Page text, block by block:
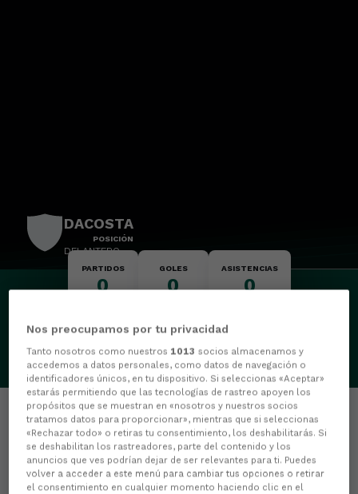
DACOSTA
POSICIÓN
DELANTERO
PARTIDOS
0
GOLES
0
ASISTENCIAS
0
Estadísticas
Nos preocupamos por tu privacidad
Tanto nosotros como nuestros 1013 socios almacenamos y
accedemos a datos personales, como datos de navegación o
identificadores únicos, en tu dispositivo. Si seleccionas «Aceptar»
estarás permitiendo que las tecnologías de rastreo apoyen los
propósitos que se muestran en «nosotros y nuestros socios
tratamos datos para proporcionar», mientras que si seleccionas
«Rechazar todo» o retiras tu consentimiento, los deshabilitarás. Si
se deshabilitan los rastreadores, parte del contenido y los
anuncios que ves podrían dejar de ser relevantes para ti. Puedes
volver a acceder a este menú para cambiar tus opciones o retirar
el consentimiento en cualquier momento haciendo clic en el